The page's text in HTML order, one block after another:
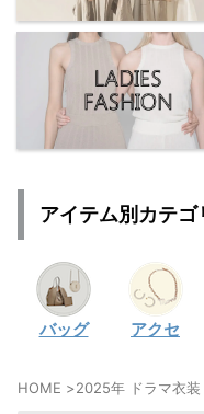
ゃれな
チェッ
【よく検索されて
・
広瀬すず
川口春奈
・ 石原さとみ
・広瀬アリス
永野芽郁
アイテム別カテゴ
バッグ アクセ
HOME >2025年 ドラマ衣装